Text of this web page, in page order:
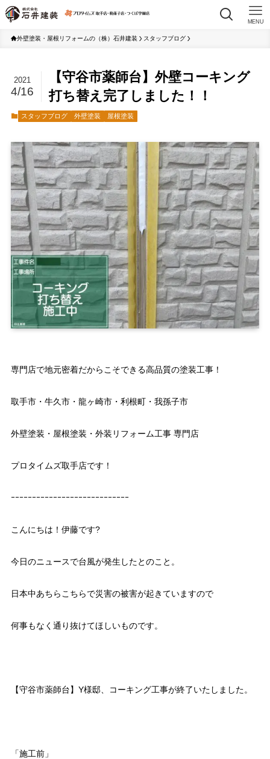
MENU
外壁塗装・屋根リフォームの（株）石井建装 スタッフブログ
【守谷市薬師台】外壁コーキング
打ち替え完了しました！！
2021
4/16
スタッフブログ 外壁塗装 屋根塗装
専門店で地元密着だからこそできる高品質の塗装工事！
取手市・牛久市・龍ヶ崎市・利根町・我孫子市
外壁塗装・屋根塗装・外装リフォーム工事 専門店
プロタイムズ取手店です！
ｰｰｰｰｰｰｰｰｰｰｰｰｰｰｰｰｰｰｰｰｰｰｰｰｰｰｰｰ
こんにちは！伊藤です?
今日のニュースで台風が発生したとのこと。
日本中あちらこちらで災害の被害が起きていますので
何事もなく通り抜けてほしいものです。
【守谷市薬師台】Y様邸、コーキング工事が終了いたしました。
「施工前」